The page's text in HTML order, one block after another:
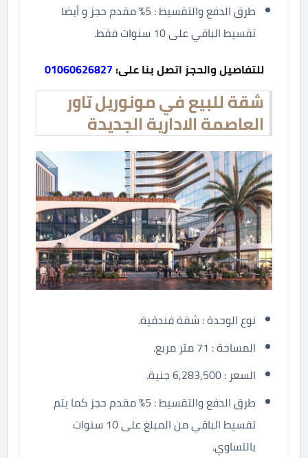
طرق الدفع والتقسيط : 5% مقدم حجز و أيضا
تقسيط الباقي على 10 سنوات فقط.
للتفاصيل والحجز اتصل بنا على:01060626827
شقة للبيع في مونوريل تاور
العاصمة الادارية الجديدة
نوع الوحدة : شقة فندقية.
المساحة : 71 متر مربع.
السعر : 6,283,500 جنية.
طرق الدفع والتقسيط : 5% مقدم حجز كما يتم
تقسيط الباقي من المبلغ على 10 سنوات
بالتساوي.